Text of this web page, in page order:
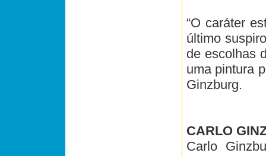
“O caráter
último
de escolhas
uma pintura
Ginzburg.
CARLO
Carlo